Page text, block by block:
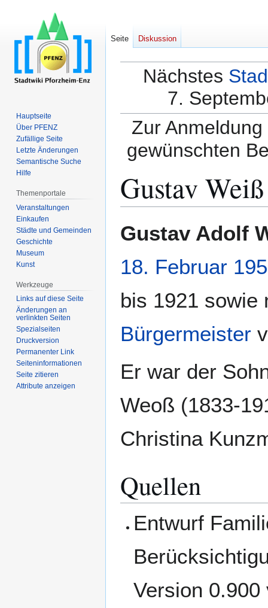
Nächstes
7.
Zur
gewünschten
Gustav Weiß
Navigation
Suche
Gustav Adolf
18. Februar
bis 1921 sowie
Bürgermeister
Er war der
Weoß (1833-
Christina
Quellen
Entwurf
Version
Seite Diskussion
Hauptseite
Über PFENZ
Zufällige Seite
Letzte Änderungen
Semantische Suche
Hilfe
Themenportale
Veranstaltungen
Einkaufen
Städte und Gemeinden
Geschichte
Museum
Kunst
Werkzeuge
Links auf diese Seite
Änderungen an
verlinkten Seiten
Spezialseiten
Druckversion
Permanenter Link
Seiten­­informationen
Seite zitieren
Attribute anzeigen